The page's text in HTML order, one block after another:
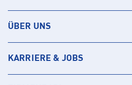
ÜBER UNS
KARRIERE & JOBS